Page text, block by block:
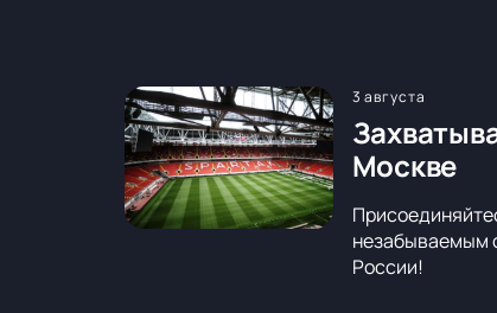
3 августа
Москве
незабываемым
России!